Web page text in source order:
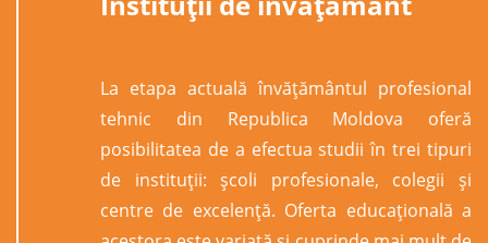
La etapa actuală învăţământul profesional
tehnic din Republica Moldova oferă
posibilitatea de a efectua studii în trei tipuri
de instituții: şcoli profesionale, colegii şi
centre de excelenţă. Oferta educațională a